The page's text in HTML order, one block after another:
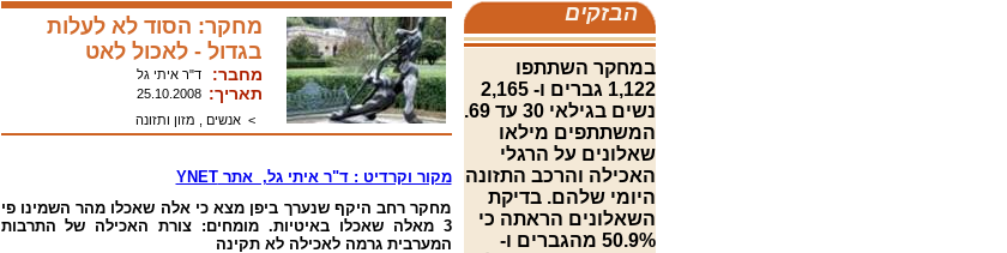
הבזקים
במחקר השתתפו
1,122 גברים ו- 2,165
נשים בגילאי 30 עד 69.
המשתתפים מילאו
שאלונים על הרגלי
האכילה והרכב התזונה
היומי שלהם. בדיקת
השאלונים הראתה כי
50.9% מהגברים ו-
מחקר: הסוד לא לעלות
בגדול - לאכול לאט
מחבר: ד"ר איתי גל
תאריך:
25.10.2008
>אנשים , מזון ותזונה
מקור וקרדיט : ד"ר איתי גל, אתר YNET
מחקר רחב היקף שנערך ביפן מצא כי אלה שאכלו מהר השמינו פי
3 מאלה שאכלו באיטיות. מומחים: צורת האכילה של התרבות
המערבית גרמה לאכילה לא תקינה